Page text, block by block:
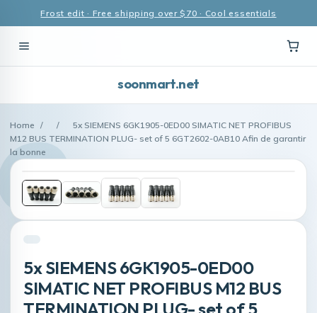
Frost edit · Free shipping over $70 · Cool essentials
soonmart.net
Home / /
5x SIEMENS 6GK1905-0ED00 SIMATIC NET PROFIBUS
M12 BUS TERMINATION PLUG- set of 5 6GT2602-0AB10 Afin de garantir
la bonne
5x SIEMENS 6GK1905-0ED00
SIMATIC NET PROFIBUS M12 BUS
TERMINATION PLUG- set of 5